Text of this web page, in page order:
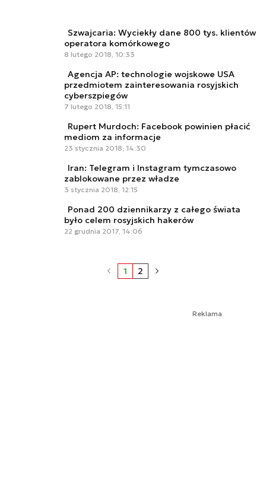
Szwajcaria: Wyciekły dane 800 tys. klientów
operatora komórkowego
8 lutego 2018, 10:33
Agencja AP: technologie wojskowe USA
przedmiotem zainteresowania rosyjskich
cyberszpiegów
7 lutego 2018, 15:11
Rupert Murdoch: Facebook powinien płacić
mediom za informacje
23 stycznia 2018, 14:30
Iran: Telegram i Instagram tymczasowo
zablokowane przez władze
3 stycznia 2018, 12:15
Ponad 200 dziennikarzy z całego świata
było celem rosyjskich hakerów
22 grudnia 2017, 14:06
1 2
Reklama